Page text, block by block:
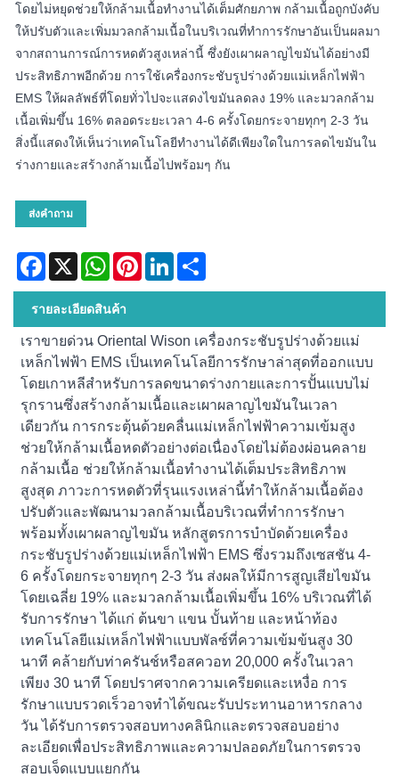
โดยไม่หยุดช่วยให้กล้ามเนื้อทำงานได้เต็มศักยภาพ กล้ามเนื้อถูกบังคับ
ให้ปรับตัวและเพิ่มมวลกล้ามเนื้อในบริเวณที่ทำการรักษาอันเป็นผลมา
จากสถานการณ์การหดตัวสูงเหล่านี้ ซึ่งยังเผาผลาญไขมันได้อย่างมี
ประสิทธิภาพอีกด้วย การใช้เครื่องกระชับรูปร่างด้วยแม่เหล็กไฟฟ้า
EMS ให้ผลลัพธ์ที่โดยทั่วไปจะแสดงไขมันลดลง 19% และมวลกล้าม
เนื้อเพิ่มขึ้น 16% ตลอดระยะเวลา 4-6 ครั้งโดยกระจายทุกๆ 2-3 วัน
สิ่งนี้แสดงให้เห็นว่าเทคโนโลยีทำงานได้ดีเพียงใดในการลดไขมันใน
ร่างกายและสร้างกล้ามเนื้อไปพร้อมๆ กัน
ส่งคำถาม
Facebook
X WhatsAppPinterestLinkedIn
รายละเอียดสินค้า
เราขายด่วน Oriental Wison เครื่องกระชับรูปร่างด้วยแม่
เหล็กไฟฟ้า EMS เป็นเทคโนโลยีการรักษาล่าสุดที่ออกแบบ
โดยเกาหลีสำหรับการลดขนาดร่างกายและการปั้นแบบไม่
รุกรานซึ่งสร้างกล้ามเนื้อและเผาผลาญไขมันในเวลา
เดียวกัน การกระตุ้นด้วยคลื่นแม่เหล็กไฟฟ้าความเข้มสูง
ช่วยให้กล้ามเนื้อหดตัวอย่างต่อเนื่องโดยไม่ต้องผ่อนคลาย
กล้ามเนื้อ ช่วยให้กล้ามเนื้อทำงานได้เต็มประสิทธิภาพ
สูงสุด ภาวะการหดตัวที่รุนแรงเหล่านี้ทำให้กล้ามเนื้อต้อง
ปรับตัวและพัฒนามวลกล้ามเนื้อบริเวณที่ทำการรักษา
พร้อมทั้งเผาผลาญไขมัน หลักสูตรการบำบัดด้วยเครื่อง
กระชับรูปร่างด้วยแม่เหล็กไฟฟ้า EMS ซึ่งรวมถึงเซสชัน 4-
6 ครั้งโดยกระจายทุกๆ 2-3 วัน ส่งผลให้มีการสูญเสียไขมัน
โดยเฉลี่ย 19% และมวลกล้ามเนื้อเพิ่มขึ้น 16% บริเวณที่ได้
รับการรักษา ได้แก่ ต้นขา แขน บั้นท้าย และหน้าท้อง
เทคโนโลยีแม่เหล็กไฟฟ้าแบบพัลซ์ที่ความเข้มข้นสูง 30
นาที คล้ายกับท่าครันช์หรือสควอท 20,000 ครั้งในเวลา
เพียง 30 นาที โดยปราศจากความเครียดและเหงื่อ การ
รักษาแบบรวดเร็วอาจทำได้ขณะรับประทานอาหารกลาง
วัน ได้รับการตรวจสอบทางคลินิกและตรวจสอบอย่าง
ละเอียดเพื่อประสิทธิภาพและความปลอดภัยในการตรวจ
สอบเจ็ดแบบแยกกัน